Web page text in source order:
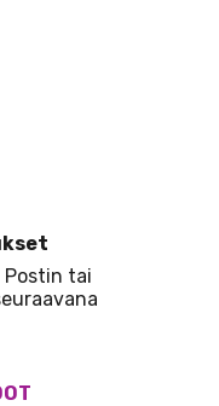
Postin tai